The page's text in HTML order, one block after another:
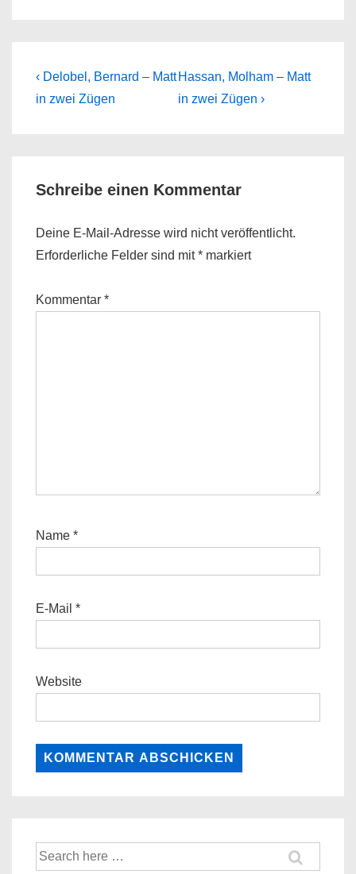
Beitragsnavigation
Previous
Post
‹ Delobel, Bernard – Matt
in zwei Zügen
Next
Post
Hassan, Molham – Matt
in zwei Zügen ›
Schreibe einen Kommentar
Deine E-Mail-Adresse wird nicht veröffentlicht.
Erforderliche Felder sind mit* markiert
Kommentar *
Name *
E-Mail *
Website
Suche
nach: